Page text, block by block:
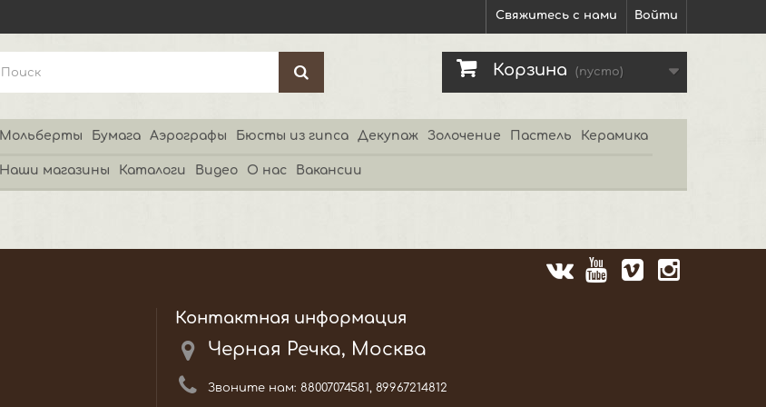
Войти
Свяжитесь с нами
Корзина (пусто)
Мольберты Бумага Аэрографы Бюсты из гипса Декупаж Золочение Пастель Керамика
Наши магазины Каталоги Видео О нас Вакансии
Контактная информация
Черная Речка, Москва
Звоните нам: 88007074581, 89967214812